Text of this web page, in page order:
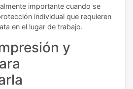
importante cuando se
individual que requieren
en el lugar de trabajo.
y